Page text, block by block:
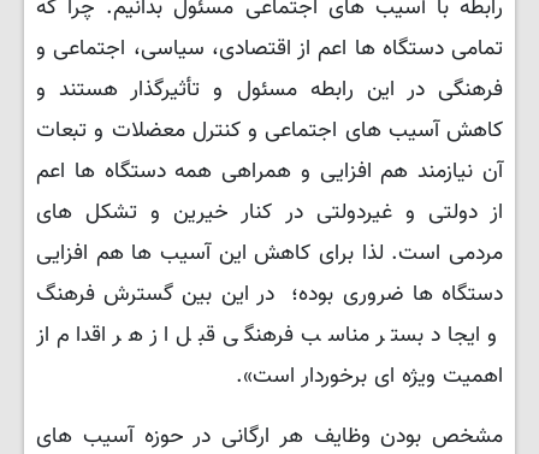
رابطه با آسیب ‌های اجتماعی مسئول بدانیم. چرا که
تمامی دستگاه‌ ها اعم از اقتصادی، سیاسی، اجتماعی و
فرهنگی در این رابطه مسئول و تأثیرگذار هستند و
کاهش آسیب های اجتماعی و کنترل معضلات و تبعات
آن نیازمند هم افزایی و همراهی همه دستگاه ها اعم
از دولتی و غیردولتی در کنار خیرین و تشکل های
مردمی است. لذا برای کاهش این آسیب ‌ها هم ‌افزایی
دستگاه‌ ها ضروری بوده؛ در این بین گسترش فرهنگ
و ایجاد بستر مناسب فرهنگی قبل از هر اقدام از
اهمیت ویژه ای برخوردار است».
مشخص بودن وظایف هر ارگانی در حوزه آسیب های